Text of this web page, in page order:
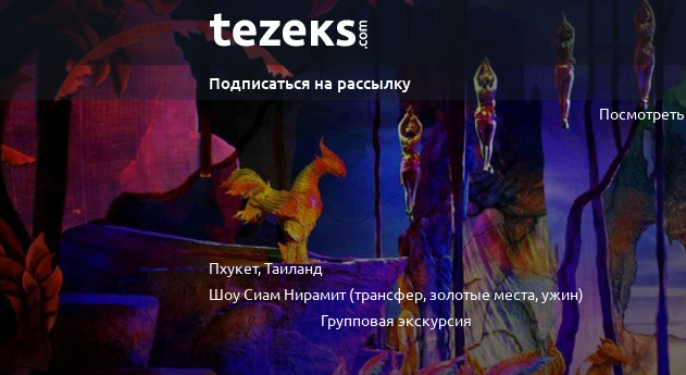
Подписаться на рассылку
Пхукет, Таиланд
Шоу Сиам Нирамит (трансфер, золотые места, ужин)
Групповая экскурсия